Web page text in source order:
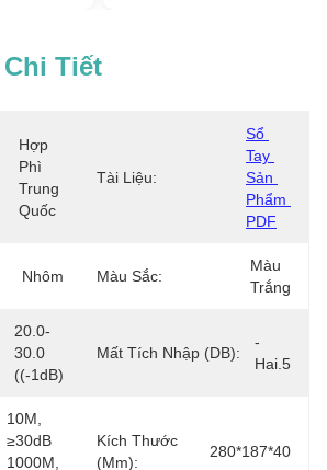
Tiết
Hợp
Phì
Trung
Quốc
Tài Liệu:
Sổ
Tay
Sản
Phẩm
PDF
Nhôm Màu Sắc:
Màu
Trắng
20.0-
30.0
((-1dB)
Mất Tích Nhập (dB):
-
Hai.5
10M,
≥30dB
1000M,
Kích Thước
(mm):
280*187*40